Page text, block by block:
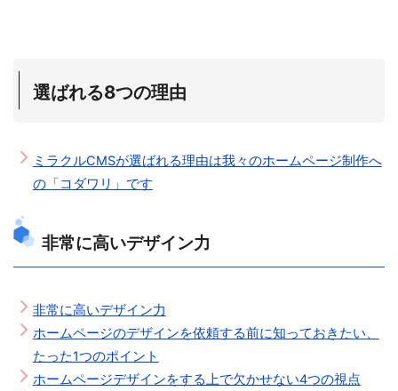
選ばれる8つの理由
ミラクルCMSが選ばれる理由は我々のホームページ制作へ
の「コダワリ」です
非常に高いデザイン力
非常に高いデザイン力
ホームページのデザインを依頼する前に知っておきたい、
たった1つのポイント
ホームページデザインをする上で欠かせない4つの視点